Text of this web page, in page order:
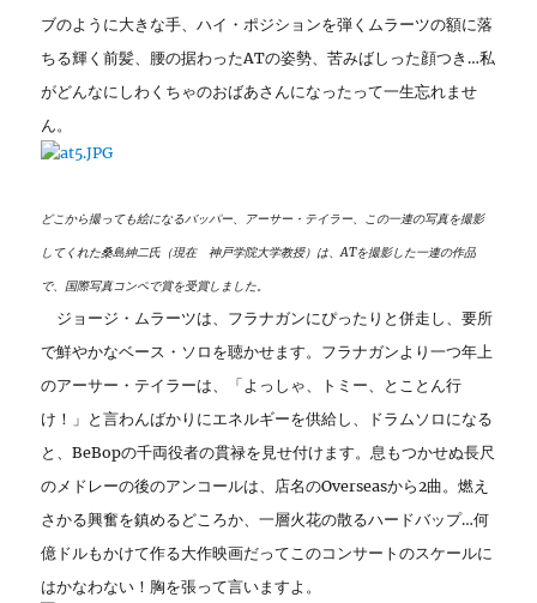
ブのように大きな手、ハイ・ポジションを弾くムラーツの額に落
ちる輝く前髪、腰の据わったATの姿勢、苦みばしった顔つき…私
がどんなにしわくちゃのおばあさんになったって一生忘れませ
ん。
どこから撮っても絵になるバッパー、アーサー・テイラー、この一連の写真を撮影
してくれた桑島紳二氏（現在 神戸学院大学教授）は、ATを撮影した一連の作品
で、国際写真コンペで賞を受賞しました。
ジョージ・ムラーツは、フラナガンにぴったりと併走し、要所
で鮮やかなベース・ソロを聴かせます。フラナガンより一つ年上
のアーサー・テイラーは、「よっしゃ、トミー、とことん行
け！」と言わんばかりにエネルギーを供給し、ドラムソロになる
と、BeBopの千両役者の貫禄を見せ付けます。息もつかせぬ長尺
のメドレーの後のアンコールは、店名のOverseasから2曲。燃え
さかる興奮を鎮めるどころか、一層火花の散るハードバップ…何
億ドルもかけて作る大作映画だってこのコンサートのスケールに
はかなわない！胸を張って言いますよ。